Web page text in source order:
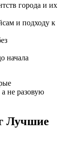
города и их
и подходу к
начала
не разовую
Лучшие